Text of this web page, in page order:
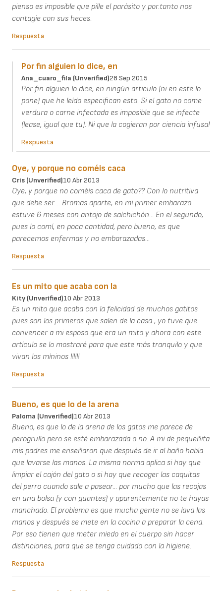
pienso es imposible que pille el parásito y por.tanto nos
contagie con sus heces.
Respuesta
Por fin alguien lo dice, en
Ana_cuaro_fila (unverified)28 Sep 2015
Por fin alguien lo dice, en ningún articulo (ni en este lo
pone) que he leído especifican esto. Si el gato no come
verdura o carne infectada es imposible que se infecte
(lease, igual que tu). Ni que la cogieran por ciencia infusa!
Respuesta
Oye, y porque no coméis caca
Cris (unverified)10 Abr 2013
Oye, y porque no coméis caca de gato?? Con lo nutritiva
que debe ser.... Bromas aparte, en mi primer embarazo
estuve 6 meses con antojo de salchichón... En el segundo,
pues lo comí, en poca cantidad, pero bueno, es que
parecemos enfermas y no embarazadas...
Respuesta
Es un mito que acaba con la
Kity (unverified)10 Abr 2013
Es un mito que acaba con la felicidad de muchos gatitos
pues son los primeros que salen de la casa , yo tuve que
convencer a mi esposo que era un mito y ahora con este
artículo se lo mostraré para que este más tranquilo y que
vivan los míninos !!!!!!
Respuesta
Bueno, es que lo de la arena
Paloma (unverified)10 Abr 2013
Bueno, es que lo de la arena de los gatos me parece de
perogrullo pero se esté embarazada o no. A mi de pequeñita
mis padres me enseñaron que después de ir al baño había
que lavarse las manos. La misma norma aplica si hay que
limpiar el cajón del gato o si hay que recoger las caquitas
del perro cuando sale a pasear... por mucho que las recojas
en una bolsa (y con guantes) y aparentemente no te hayas
manchado. El problema es que mucha gente no se lava las
manos y después se mete en la cocina a preparar la cena.
Por eso tienen que meter miedo en el cuerpo sin hacer
distinciones, para que se tenga cuidado con la higiene.
Respuesta